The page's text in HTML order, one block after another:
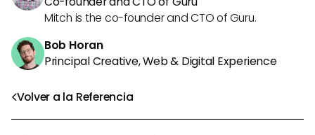
Volver a la Referencia
Mitch is the co-founder and CTO of Guru.
Bob Horan
Principal Creative, Web & Digital Experience